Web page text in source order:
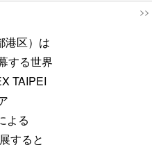
>>
港区）は
する世界
TAIPEI
よる
すると